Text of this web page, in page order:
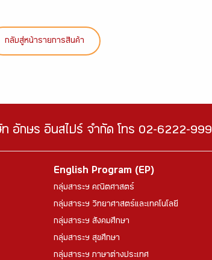
กลับสู่หน้ารายการสินค้า
อักษร อินสไปร์ จำกัด โทร 02-6222-999
English Program (EP)
กลุ่มสาระฯ คณิตศาสตร์
กลุ่มสาระฯ วิทยาศาสตร์และเทคโนโลยี
กลุ่มสาระฯ สังคมศึกษา
กลุ่มสาระฯ สุขศึกษา
กลุ่มสาระฯ ภาษาต่างประเทศ